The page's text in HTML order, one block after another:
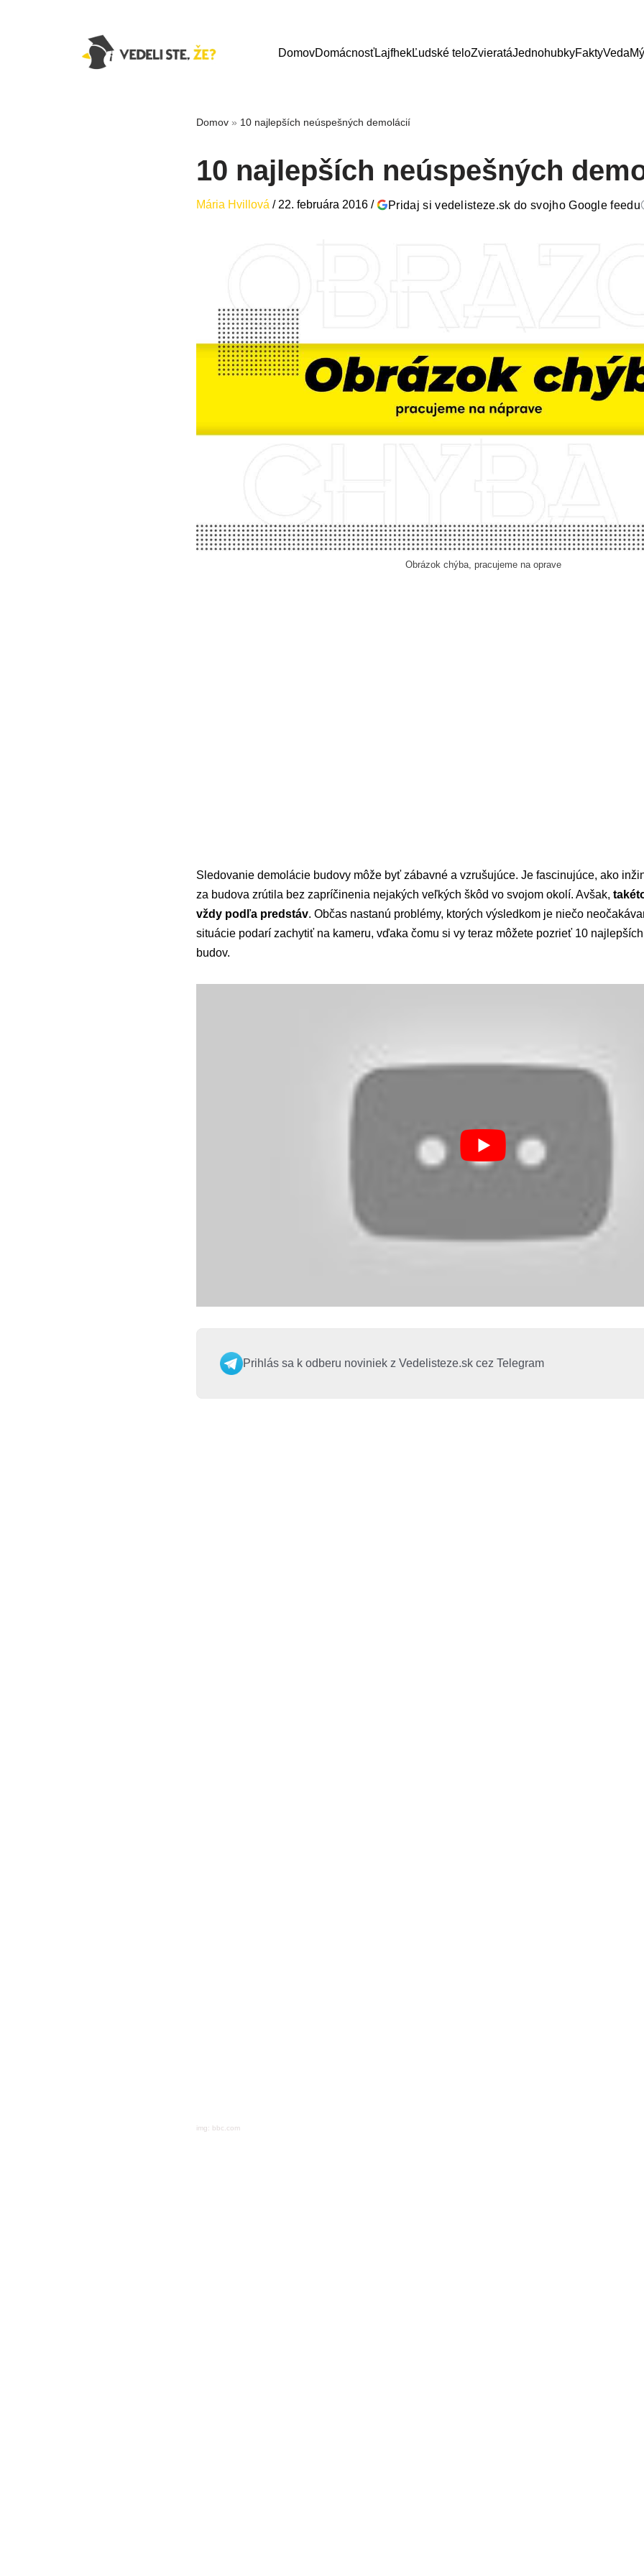
DomovDomácnosťLajfhekĽudské teloZvieratáJednohubkyFaktyVeda
Domov » 10 najlepších neúspešných demolácií
10 najlepších neúspešných
Mária Hvillová / 22. februára 2016 / Pridaj si vedelisteze.sk do svojho Google feedu
Obrázok chýba, pracujeme na oprave
Sledovanie demolácie budovy môže byť zábavné a vzrušujúce. Je fascinujúce, ako
za budova zrútila bez zapríčinenia nejakých veľkých škôd vo svojom okolí. Avšak,
vždy podľa predstáv. Občas nastanú problémy, ktorých výsledkom je niečo
situácie podarí zachytiť na kameru, vďaka čomu si vy teraz môžete pozrieť 10
budov.
Prihlás sa k odberu noviniek z Vedelisteze.sk cez Telegram
img: bbc.com